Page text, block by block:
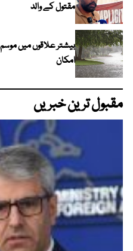
مقتول کے والد
بیشتر علاقوں میں
امکان
مقبول ترین خبریں